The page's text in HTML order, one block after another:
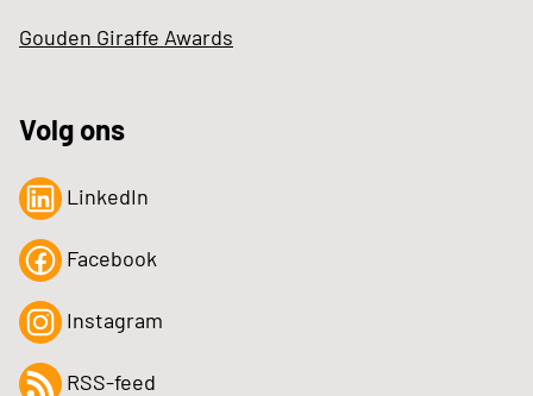
Gouden Giraffe Awards
Volg ons
LinkedIn
Facebook
Instagram
RSS-feed